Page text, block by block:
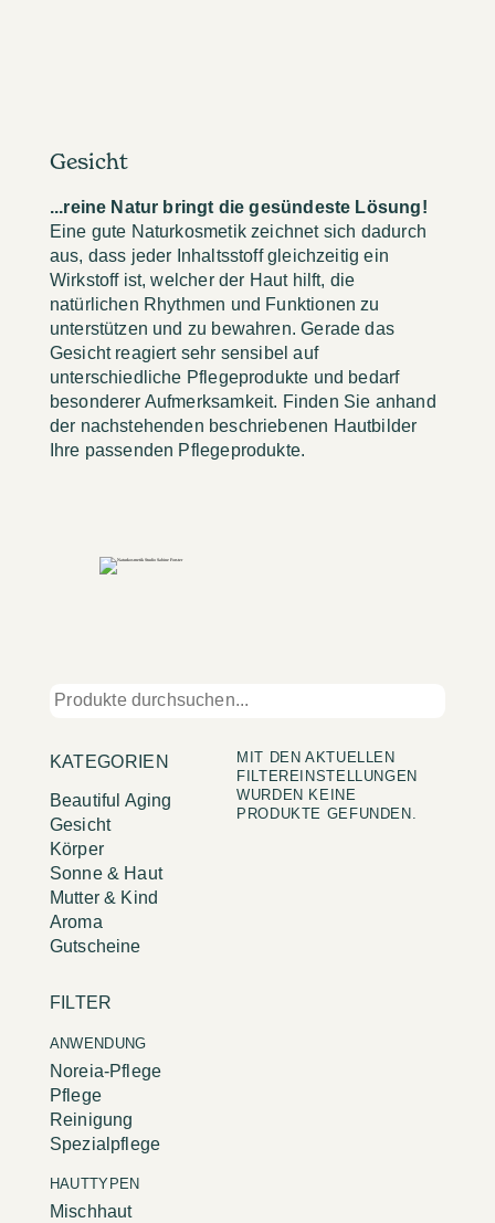
Gesicht
...reine Natur bringt die gesündeste Lösung!
Eine gute Naturkosmetik zeichnet sich dadurch
aus, dass jeder Inhaltsstoff gleichzeitig ein
Wirkstoff ist, welcher der Haut hilft, die
natürlichen Rhythmen und Funktionen zu
unterstützen und zu bewahren. Gerade das
Gesicht reagiert sehr sensibel auf
unterschiedliche Pflegeprodukte und bedarf
besonderer Aufmerksamkeit. Finden Sie anhand
der nachstehenden beschriebenen Hautbilder
Ihre passenden Pflegeprodukte.
KATEGORIEN
Beautiful Aging
Gesicht
Körper
Sonne & Haut
Mutter & Kind
Aroma
Gutscheine
FILTER
ANWENDUNG
Noreia-Pflege
Pflege
Reinigung
Spezialpflege
HAUTTYPEN
Mischhaut
MIT DEN AKTUELLEN
FILTEREINSTELLUNGEN
WURDEN KEINE
PRODUKTE GEFUNDEN.